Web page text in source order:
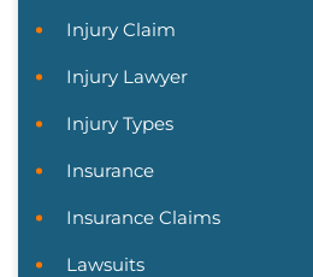
Injury Claim
Injury Lawyer
Injury Types
Insurance
Insurance Claims
Lawsuits